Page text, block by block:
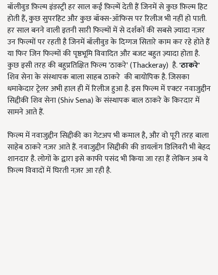
बॉलीवुड फ़िल्म इंडस्ट्री हर साल कईं फ़िल्में देती हैं जिनमें से कुछ फ़िल्म हिट
होती हैं, कुछ सुपरहिट और कुछ बॉक्स-ऑफिस पर रिलीज भी नहीं हो पाती.
हर साल बनने वाली इतनी सारी फिल्मों में से दर्शकों की सबसे ज़्यादा नज़र
उन फिल्मों पर रहती है जिनमें बॉलीवुड के दिग्गज सितारे काम कर रहे होते हैं
या फिर जिन फिल्मों की पृष्ठभूमि विवादित और बजट बहुत ज़्यादा होता है.
कुछ इसी तरह की बहुप्रतिक्षित फिल्म 'ठाकरे' (Thackeray) है.'ठाकरे'
शिव सेना के संस्थापक बाला साहब ठाकरे की बायोपिक है. जिसका
धमाकेदार ट्रेलर अभी हाल ही में रिलीज हुआ है. इस फिल्म में एक्टर नवाजुद्दीन
सिद्दीकी शिव सेना (Shiv Sena) के संस्थापक बाल ठाकरे के किरदार में
सामने आते हैं.
फिल्म में नवाजुद्दीन सिद्दीकी का गेटअप भी कमाल है, और वो पूरी तरह बाला
साहेब ठाकरे नज़र आते हैं. नवाजुद्दीन सिद्दीकी की डायलॉग डिलिवरी भी बेहद
शानदार है. लोगों के द्वारा इसे काफी पसंद भी किया जा रहा हैं लेकिन अब ये
फ़िल्म विवादों में घिरती नज़र आ रही है.